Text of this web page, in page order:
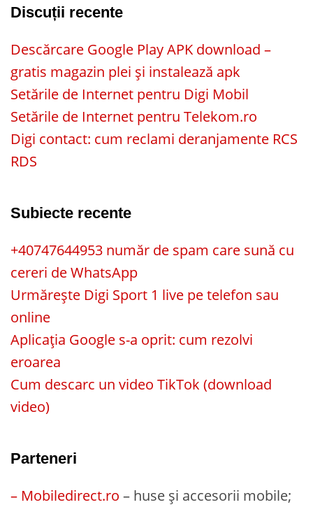
Discuții recente
Descărcare Google Play APK download –
gratis magazin plei și instalează apk
Setările de Internet pentru Digi Mobil
Setările de Internet pentru Telekom.ro
Digi contact: cum reclami deranjamente RCS
RDS
Subiecte recente
+40747644953 număr de spam care sună cu
cereri de WhatsApp
Urmărește Digi Sport 1 live pe telefon sau
online
Aplicația Google s-a oprit: cum rezolvi
eroarea
Cum descarc un video TikTok (download
video)
Parteneri
– Mobiledirect.ro – huse și accesorii mobile;